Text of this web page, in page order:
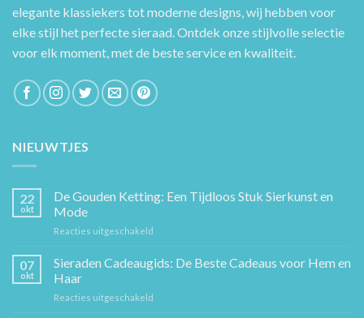
elegante klassiekers tot moderne designs, wij hebben voor
elke stijl het perfecte sieraad. Ontdek onze stijlvolle selectie
voor elk moment, met de beste service en kwaliteit.
NIEUWTJES
22
okt
De Gouden Ketting: Een Tijdloos Stuk Sierkunst en
Mode
Reacties uitgeschakeld
Gouden
07
okt
Sieraden Cadeaugids: De Beste Cadeaus voor Hem en
Haar
Reacties uitgeschakeld